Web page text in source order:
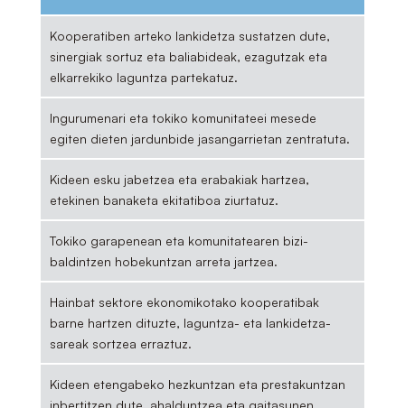
Kooperatiben arteko lankidetza sustatzen dute,
sinergiak sortuz eta baliabideak, ezagutzak eta
elkarrekiko laguntza partekatuz.
Ingurumenari eta tokiko komunitateei mesede
egiten dieten jardunbide jasangarrietan zentratuta.
Kideen esku jabetzea eta erabakiak hartzea,
etekinen banaketa ekitatiboa ziurtatuz.
Tokiko garapenean eta komunitatearen bizi-
baldintzen hobekuntzan arreta jartzea.
Hainbat sektore ekonomikotako kooperatibak
barne hartzen dituzte, laguntza- eta lankidetza-
sareak sortzea erraztuz.
Kideen etengabeko hezkuntzan eta prestakuntzan
inbertitzen dute, ahalduntzea eta gaitasunen